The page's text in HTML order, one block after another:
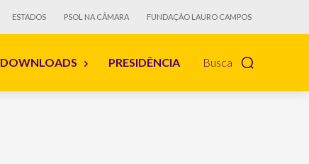
ESTADOS PSOL NA CÂMARA FUNDAÇÃO LAURO CAMPOS
Busca
DOWNLOADS PRESIDÊNCIA